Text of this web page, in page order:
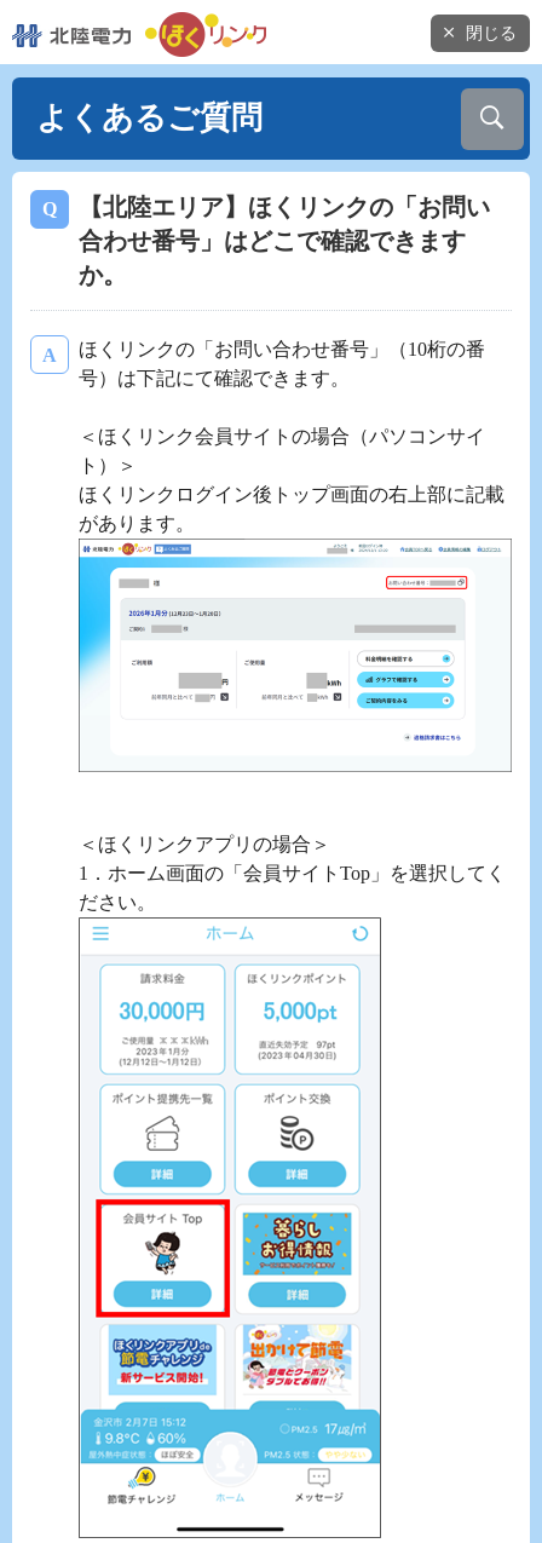
閉じる
よくあるご質問
【北陸エリア】ほくリンクの「お問い
合わせ番号」はどこで確認できます
か。
ほくリンクの「お問い合わせ番号」（10桁の番
号）は下記にて確認できます。
＜ほくリンク会員サイトの場合（パソコンサイ
ト）＞
ほくリンクログイン後トップ画面の右上部に記載
があります。
＜ほくリンクアプリの場合＞
1．ホーム画面の「会員サイトTop」を選択してく
ださい。